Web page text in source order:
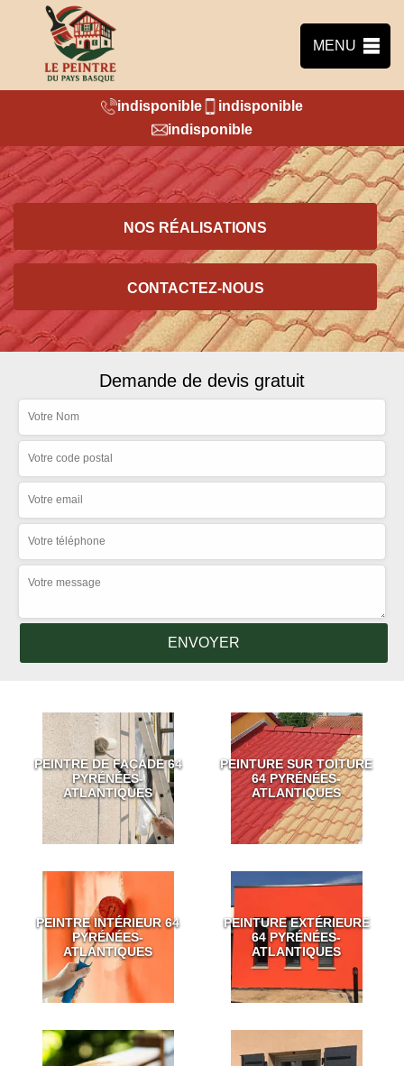
MENU
indisponible
indisponible
indisponible
NOS RÉALISATIONS
CONTACTEZ-NOUS
Demande de devis gratuit
PEINTRE DE FAÇADE 64
PYRÉNÉES-
ATLANTIQUES
PEINTURE SUR TOITURE
64 PYRÉNÉES-
ATLANTIQUES
PEINTRE INTÉRIEUR 64
PYRÉNÉES-
ATLANTIQUES
PEINTURE EXTÉRIEURE
64 PYRÉNÉES-
ATLANTIQUES